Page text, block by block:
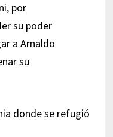
por
su poder
a Arnaldo
su
donde se refugió